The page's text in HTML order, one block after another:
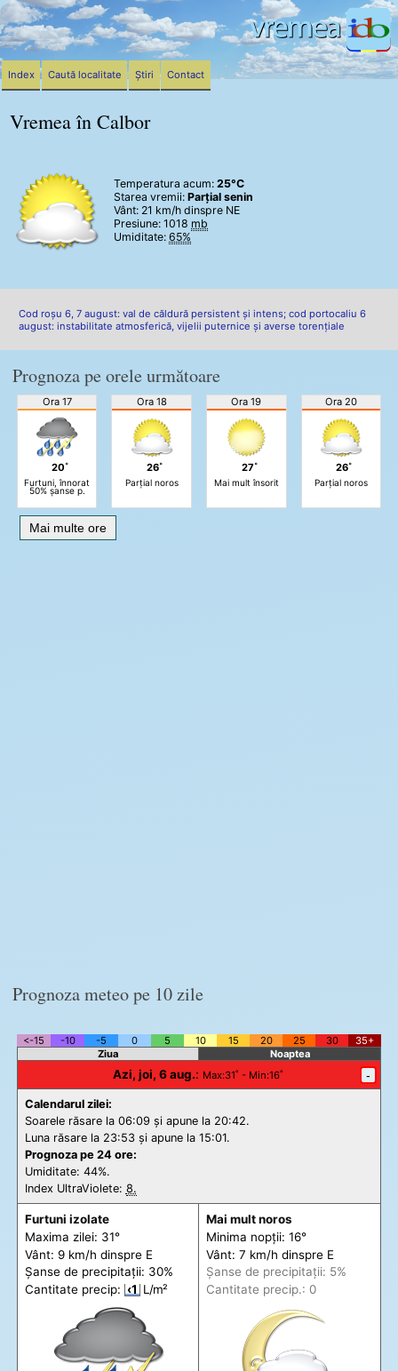
Vremea în Calbor
Temperatura acum: 25°C
Starea vremii: Parțial senin
Vânt: 21 km/h dinspre NE
Presiune: 1018 mb
Umiditate: 65%
Cod roșu 6, 7 august: val de căldură persistent și intens; cod portocaliu 6
august: instabilitate atmosferică, vijelii puternice și averse torențiale
Prognoza pe orele următoare
Ora 17
20˚
Furtuni, înnorat
50% șanse p.
Ora 18
26˚
Parțial noros
Ora 19
27˚
Mai mult însorit
Ora 20
26˚
Parțial noros
Mai multe ore
Prognoza meteo pe 10 zile
<-15 -10 -5 0 5 10 15 20 25 30
35+
Ziua
Noaptea
Azi, joi, 6 aug.: Max:31˚ - Min:16˚ -
Calendarul zilei:
Soarele răsare la 06:09 și apune la 20:42.
Luna răsare la 23:53 și apune la 15:01.
Prognoza pe 24 ore:
Umiditate: 44%.
Index UltraViolete: 8.
Furtuni izolate
Maxima zilei: 31°
Vânt: 9 km/h dinspre E
Șanse de precipitații: 30%
Cantitate precip: ‹1 L/m²
Mai mult noros
Minima nopții: 16°
Vânt: 7 km/h dinspre E
Șanse de precipitații: 5%
Cantitate precip.: 0
Index Caută localitate Știri Contact